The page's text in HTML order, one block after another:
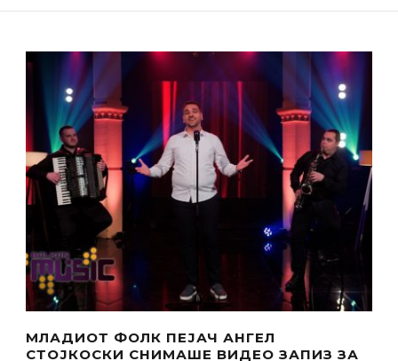
МЛАДИОТ ФОЛК ПЕЈАЧ АНГЕЛ
СТОЈКОСКИ СНИМАШЕ ВИДЕО ЗАПИЗ ЗА